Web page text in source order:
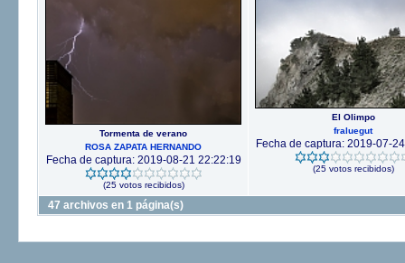
Tormenta de verano
ROSA ZAPATA HERNANDO
Fecha de captura: 2019-08-21 22:22:19
(25 votos recibidos)
El Olimpo
fraluegut
Fecha de captura: 2019-07-
(25 votos recibidos)
47 archivos en 1 página(s)